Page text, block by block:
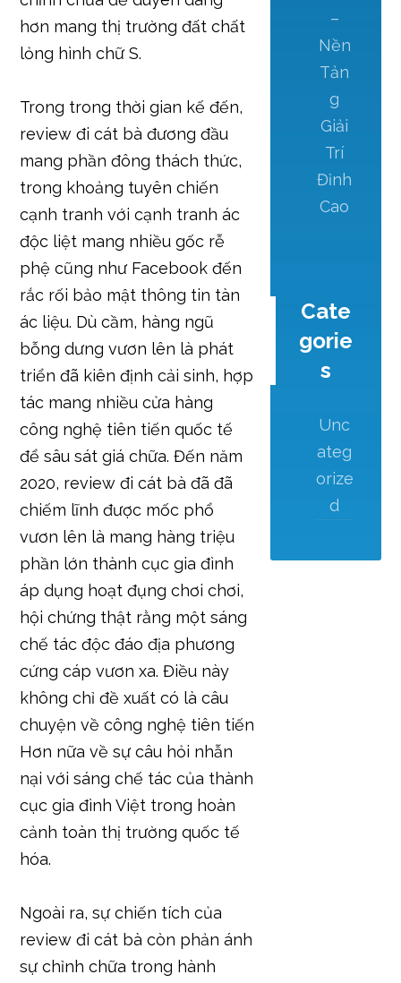
hơn mang thị trường đất chất
lỏng hình chữ S.
Trong trong thời gian kế đến,
review đi cát bà đương đầu
mang phần đông thách thức,
trong khoảng tuyên chiến
cạnh tranh với cạnh tranh ác
độc liệt mang nhiều gốc rễ
phệ cũng như Facebook đến
rắc rối bảo mật thông tin tàn
ác liệu. Dù cầm, hàng ngũ
bỗng dưng vươn lên là phát
triển đã kiên định cải sinh, hợp
tác mang nhiều cửa hàng
công nghệ tiên tiến quốc tế
để sâu sát giá chữa. Đến năm
2020, review đi cát bà đã đã
chiếm lĩnh được mốc phổ
vươn lên là mang hàng triệu
phần lớn thành cục gia đình
áp dụng hoạt đụng chơi chơi,
hội chứng thật rằng một sáng
chế tác độc đáo địa phương
cứng cáp vươn xa. Điều này
không chỉ đề xuất có là câu
chuyện về công nghệ tiên tiến
Hơn nữa về sự câu hỏi nhẫn
nại với sáng chế tác của thành
cục gia đình Việt trong hoàn
cảnh toàn thị trường quốc tế
hóa.
Ngoài ra, sự chiến tích của
review đi cát bà còn phản ánh
sự chỉnh chữa trong hành
–
Nền
Tản
g
Giải
Trí
Đỉnh
Cao
Cate
gorie
s
Unc
ateg
orize
d